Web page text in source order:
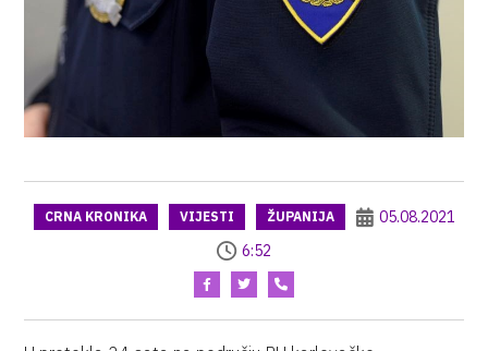
CRNA KRONIKA VIJESTI ŽUPANIJA
05.08.2021
6:52